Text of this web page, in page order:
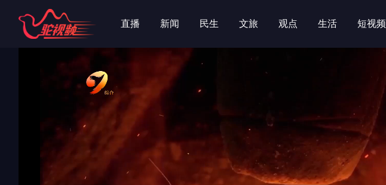
字
字 直播 新闻 民生 文旅 观点 生活 短视频